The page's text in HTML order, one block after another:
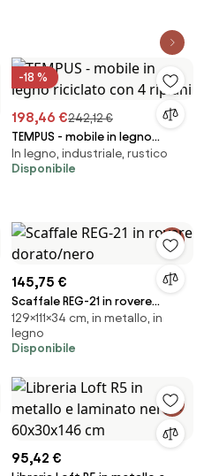
-18 %
198,46 €242,12 €
TEMPUS - mobile in legno
riciclato con 4 ripiani
In legno, industriale, rustico
Disponibile
145,75 €
Scaffale REG-21 in rovere
dorato/nero
129×111×34 cm, in metallo, in
legno
Disponibile
95,42 €